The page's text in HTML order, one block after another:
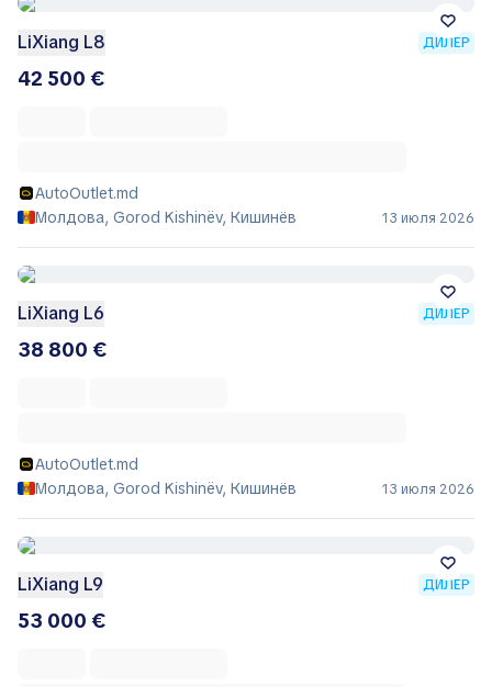
LiXiang L8 ДИЛЕР
42 500 €
AutoOutlet.md
Молдова, Gorod Kishinëv, Кишинёв
13 июля 2026
LiXiang L6 ДИЛЕР
38 800 €
AutoOutlet.md
Молдова, Gorod Kishinëv, Кишинёв
13 июля 2026
LiXiang L9 ДИЛЕР
53 000 €